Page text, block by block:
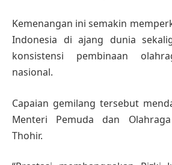
Kemenangan ini semakin
Indonesia di ajang dunia
konsistensi pembinaan
nasional.
Capaian gemilang tersebut
Menteri Pemuda dan
Thohir.